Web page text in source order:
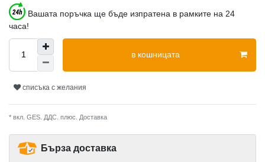
Вашата поръчка ще бъде изпратена в рамките на 24
часа!
в кошницата
списъка с желания
* вкл. GES. ДДС. плюс. Доставка
Бърза доставка